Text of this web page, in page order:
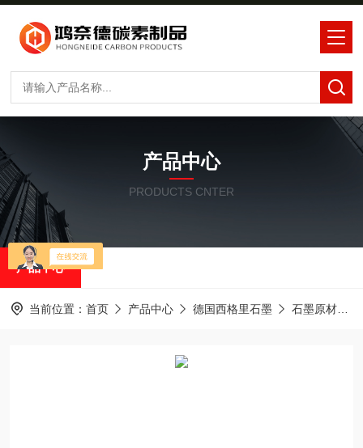
产品中心
PRODUCTS CNTER
产品中心
当前位置： 首页 产品中心 德国西格里石墨 石墨原材料